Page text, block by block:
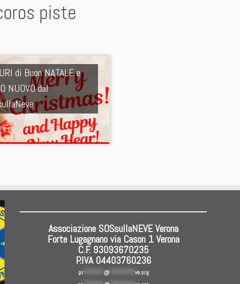
piste
di Buon NATALE e
NUOVO dal
Associazione SOSsullaNEVE Verona
Forte Lugagnano via Cason 1 Verona
C.F. 93093670235
P.IVA 04403760236
pr******** @********** ve.org